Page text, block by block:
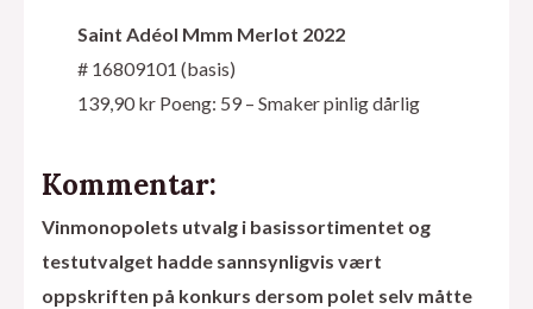
Saint Adéol Mmm Merlot 2022
# 16809101 (basis)
139,90 kr Poeng: 59 – Smaker pinlig dårlig
Kommentar:
Vinmonopolets utvalg i basissortimentet og
testutvalget hadde sannsynligvis vært
oppskriften på konkurs dersom polet selv måtte